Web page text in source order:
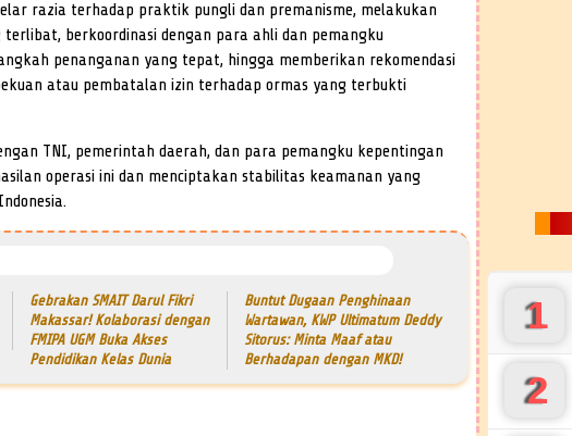
razia terhadap praktik pungli dan premanisme, melakukan
berkoordinasi dengan para ahli dan pemangku
penanganan yang tepat, hingga memberikan rekomendasi
atau pembatalan izin terhadap ormas yang terbukti
TNI, pemerintah daerah, dan para pemangku kepentingan
operasi ini dan menciptakan stabilitas keamanan yang
Gebrakan SMAIT Darul Fikri
Makassar! Kolaborasi dengan
FMIPA UGM Buka Akses
Pendidikan Kelas Dunia
Buntut Dugaan Penghinaan
Wartawan, KWP Ultimatum Deddy
Sitorus: Minta Maaf atau
Berhadapan dengan MKD!
1
2